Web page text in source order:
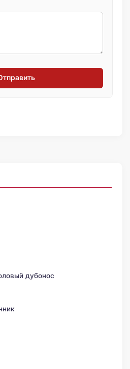
дубонос